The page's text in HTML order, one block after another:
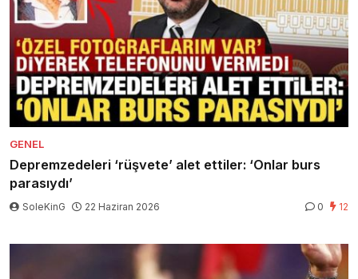
GENEL
Depremzedeleri ‘rüşvete’ alet ettiler: ‘Onlar burs
parasıydı’
SoleKinG 22 Haziran 2026 0 12